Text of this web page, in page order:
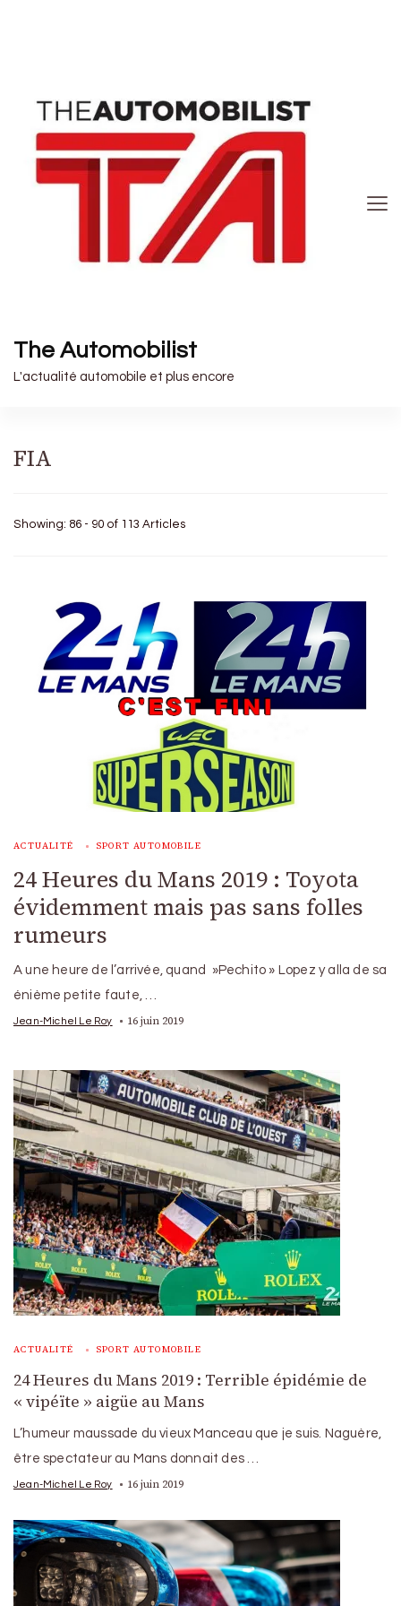
The Automobilist
L'actualité automobile et plus encore
FIA
Showing: 86 - 90 of 113 Articles
ACTUALITÉ SPORT AUTOMOBILE
24 Heures du Mans 2019 : Toyota
évidemment mais pas sans folles
rumeurs
A une heure de l’arrivée, quand »Pechito » Lopez y alla de sa
énième petite faute, …
Jean-Michel Le Roy 16 juin 2019
ACTUALITÉ SPORT AUTOMOBILE
24 Heures du Mans 2019 : Terrible épidémie de
« vipéïte » aigüe au Mans
L’humeur maussade du vieux Manceau que je suis. Naguère,
être spectateur au Mans donnait des …
Jean-Michel Le Roy 16 juin 2019